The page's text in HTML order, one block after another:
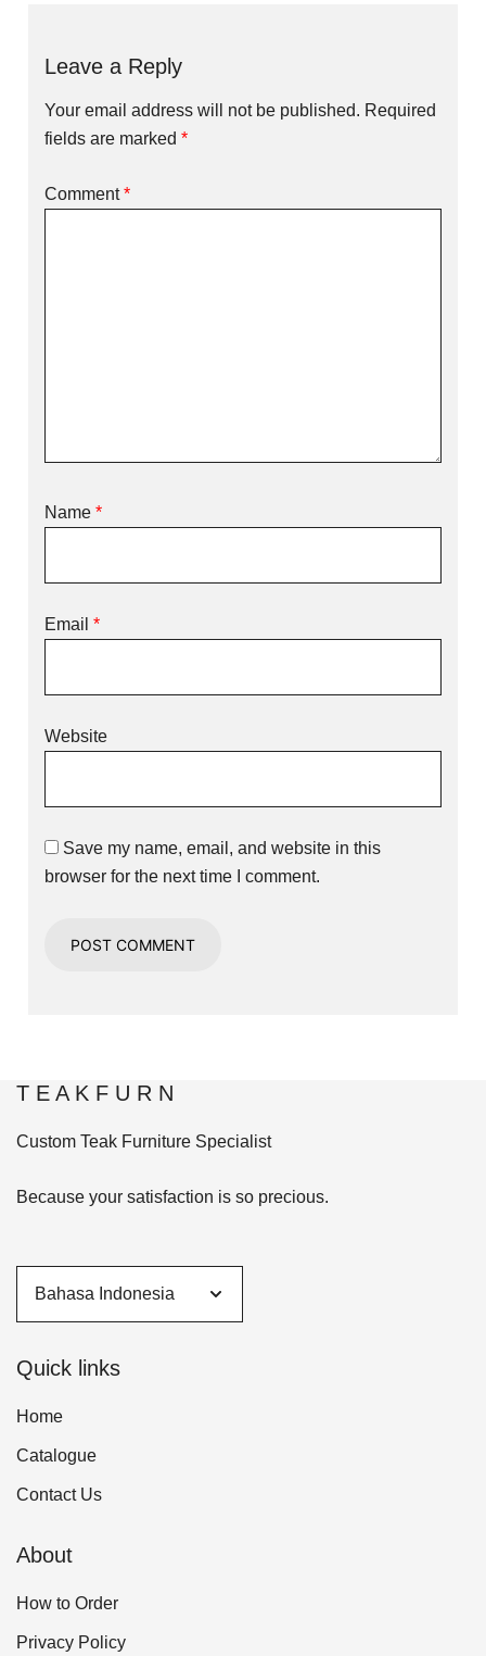
Leave a Reply
Your email address will not be published. Required
fields are marked*
Comment*
Name*
Email*
Website
Save my name, email, and website in this
browser for the next time I comment.
T E A K F U R N
Custom Teak Furniture Specialist
Because your satisfaction is so precious.
Quick links
Home
Catalogue
Contact Us
About
How to Order
Privacy Policy